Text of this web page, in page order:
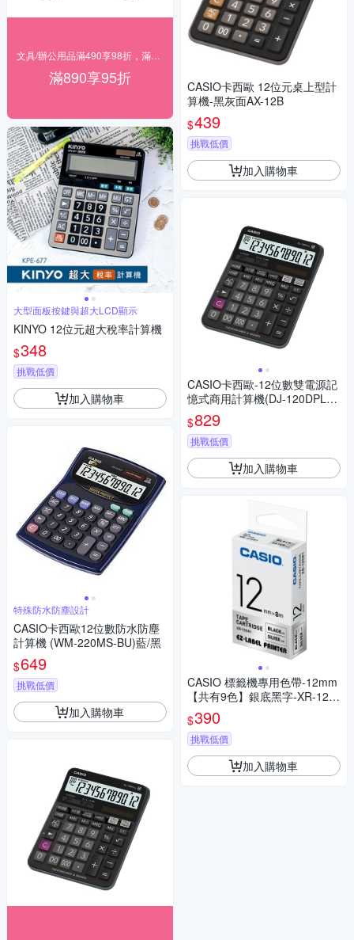
滿890享95折
大型面板按鍵與超大LCD顯示
KINYO 12位元超大稅率計算機
$348
挑戰低價
加入購物車
特殊防水防塵設計
CASIO卡西歐12位數防水防塵
計算機 (WM-220MS-BU)藍/黑
$649
挑戰低價
加入購物車
CASIO卡西歐 12位元桌上型計
算機-黑灰面AX-12B
$439
挑戰低價
加入購物車
CASIO卡西歐-12位數雙電源記
憶式商用計算機(DJ-120DPLU
S)
$829
挑戰低價
加入購物車
CASIO 標籤機專用色帶-12mm
【共有9色】銀底黑字-XR-12S
R1
$390
挑戰低價
加入購物車